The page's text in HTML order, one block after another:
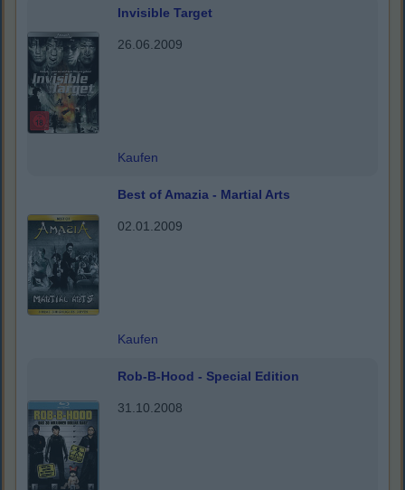
Invisible Target
26.06.2009
Kaufen
Best of Amazia - Martial Arts
02.01.2009
Kaufen
Rob-B-Hood - Special Edition
31.10.2008